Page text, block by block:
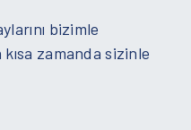
bizimle
zamanda sizinle